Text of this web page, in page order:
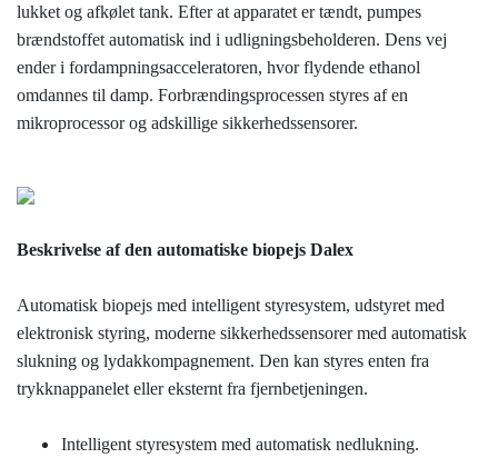
lukket og afkølet tank. Efter at apparatet er tændt, pumpes
brændstoffet automatisk ind i udligningsbeholderen. Dens vej
ender i fordampningsacceleratoren, hvor flydende ethanol
omdannes til damp. Forbrændingsprocessen styres af en
mikroprocessor og adskillige sikkerhedssensorer.
Beskrivelse af den automatiske biopejs Dalex
Automatisk biopejs med intelligent styresystem, udstyret med
elektronisk styring, moderne sikkerhedssensorer med automatisk
slukning og lydakkompagnement. Den kan styres enten fra
trykknappanelet eller eksternt fra fjernbetjeningen.
Intelligent styresystem med automatisk nedlukning.